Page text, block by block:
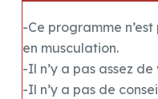
-Ce programme
en musculation.
-Il n’y a pas assez
-Il n’y a pas de